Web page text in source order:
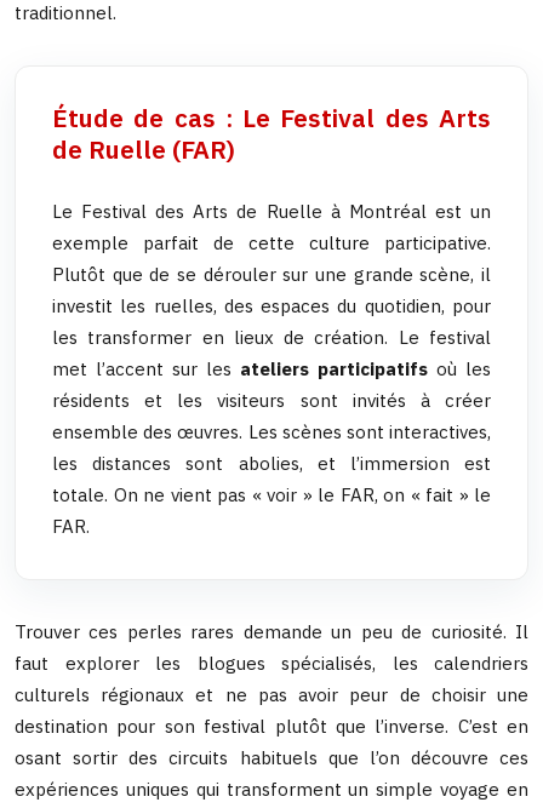
traditionnel.
Étude de cas : Le Festival des Arts
de Ruelle (FAR)
Le Festival des Arts de Ruelle à Montréal est un
exemple parfait de cette culture participative.
Plutôt que de se dérouler sur une grande scène, il
investit les ruelles, des espaces du quotidien, pour
les transformer en lieux de création. Le festival
met l’accent sur les ateliers participatifs où les
résidents et les visiteurs sont invités à créer
ensemble des œuvres. Les scènes sont interactives,
les distances sont abolies, et l’immersion est
totale. On ne vient pas « voir » le FAR, on « fait » le
FAR.
Trouver ces perles rares demande un peu de curiosité. Il
faut explorer les blogues spécialisés, les calendriers
culturels régionaux et ne pas avoir peur de choisir une
destination pour son festival plutôt que l’inverse. C’est en
osant sortir des circuits habituels que l’on découvre ces
expériences uniques qui transforment un simple voyage en